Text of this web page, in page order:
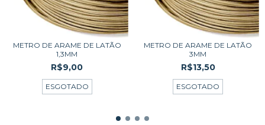
METRO DE ARAME DE LATÃO
1,3MM
R$9,00
ESGOTADO
METRO DE ARAME DE LATÃO
3MM
R$13,50
ESGOTADO